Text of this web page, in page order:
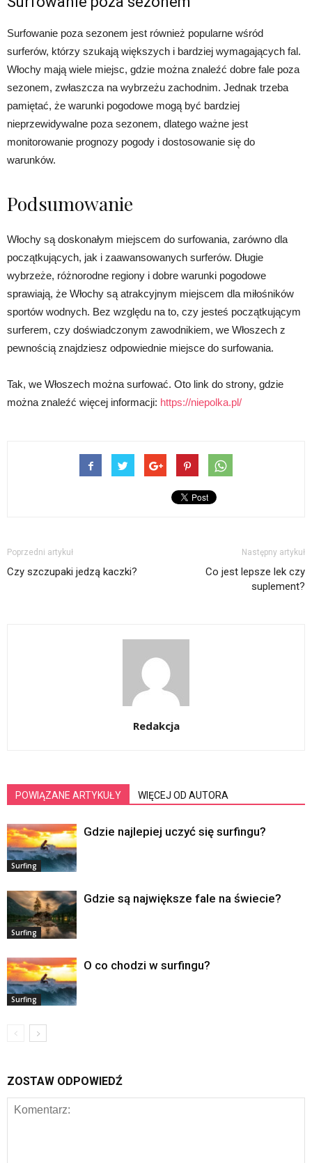
Surfowanie poza sezonem jest również popularne wśród
surferów, którzy szukają większych i bardziej wymagających fal.
Włochy mają wiele miejsc, gdzie można znaleźć dobre fale poza
sezonem, zwłaszcza na wybrzeżu zachodnim. Jednak trzeba
pamiętać, że warunki pogodowe mogą być bardziej
nieprzewidywalne poza sezonem, dlatego ważne jest
monitorowanie prognozy pogody i dostosowanie się do
warunków.
Podsumowanie
Włochy są doskonałym miejscem do surfowania, zarówno dla
początkujących, jak i zaawansowanych surferów. Długie
wybrzeże, różnorodne regiony i dobre warunki pogodowe
sprawiają, że Włochy są atrakcyjnym miejscem dla miłośników
sportów wodnych. Bez względu na to, czy jesteś początkującym
surferem, czy doświadczonym zawodnikiem, we Włoszech z
pewnością znajdziesz odpowiednie miejsce do surfowania.
Tak, we Włoszech można surfować. Oto link do strony, gdzie
można znaleźć więcej informacji: https://niepolka.pl/
Poprzedni artykuł
Czy szczupaki jedzą kaczki?
Następny artykuł
Co jest lepsze lek czy
suplement?
Redakcja
POWIĄZANE ARTYKUŁY WIĘCEJ OD AUTORA
Surfing
Gdzie najlepiej uczyć się surfingu?
Surfing
Gdzie są największe fale na świecie?
Surfing
O co chodzi w surfingu?
ZOSTAW ODPOWIEDŹ